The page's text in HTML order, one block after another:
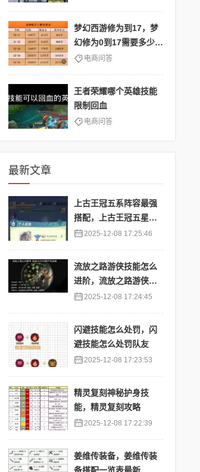
梦幻西游修为到17，梦
幻修为0到17需要多少费
用 电商问答
王者荣耀哪个英雄技能
限制回血
电商问答
最新文章
上古王冠五系阵容最强
搭配，上古王冠五星排
行 2025-12-08 17:25:46
流放之路游侠技能怎么
进阶，流放之路游侠技
能怎么进阶的
2025-12-08 17:24:45
闪避技能怎么处罚，闪
避技能怎么处罚队友
2025-12-08 17:23:53
精灵复刻神秘护身技
能，精灵复刻攻略
2025-12-08 17:22:39
姜维传装备，姜维传装